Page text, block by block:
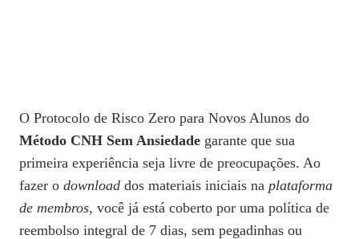
O Protocolo de Risco Zero para Novos Alunos do
Método CNH Sem Ansiedade garante que sua
primeira experiência seja livre de preocupações. Ao
fazer o download dos materiais iniciais na plataforma
de membros, você já está coberto por uma política de
reembolso integral de 7 dias, sem pegadinhas ou